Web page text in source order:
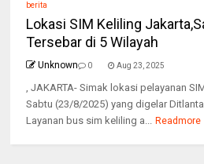
berita
Lokasi SIM Keliling
Tersebar di 5 Wilayah
Unknown 0 Aug 23, 2025
, JAKARTA- Simak lokasi pelayanan
Sabtu (23/8/2025) yang digelar
Layanan bus sim keliling a... Readmore